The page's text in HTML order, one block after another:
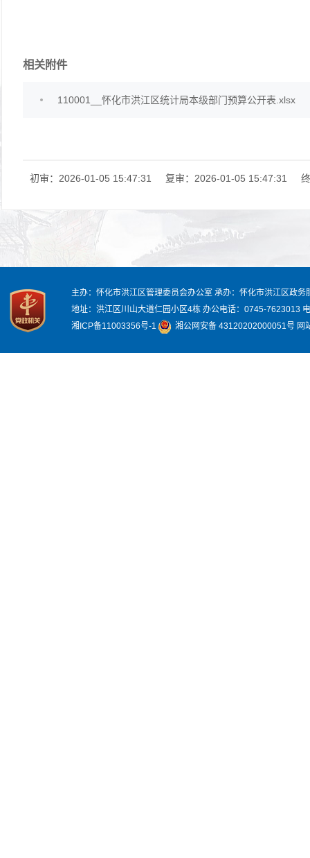
相关附件
110001__怀化市洪江区统计局本级部门预算公开表.xlsx
初审：2026-01-05 15:47:31 复审：2026-01-05 15:47:31
主办：怀化市洪江区管理委员会办公室 承办：怀化市洪江区政务
地址：洪江区川山大道仁园小区4栋 办公电话：0745-7623013
湘ICP备11003356号-1
湘公网安备 43120202000051号 网